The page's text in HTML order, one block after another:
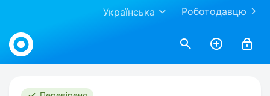
Роботодавцю
Українська
Work.ua